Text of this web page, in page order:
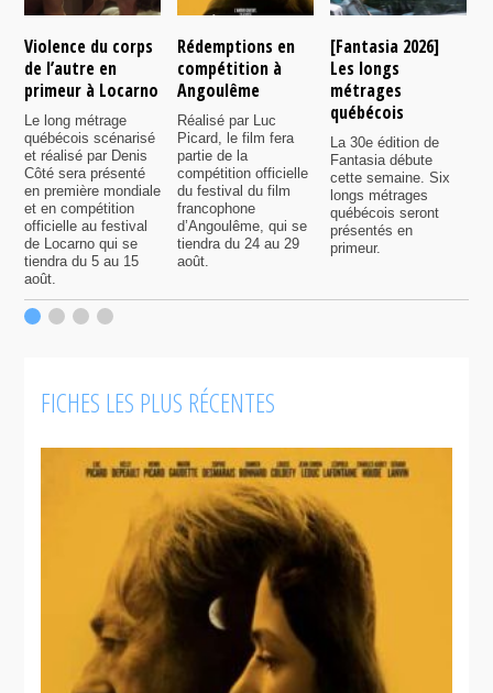
Violence du corps
de l’autre en
primeur à Locarno
Le long métrage
québécois scénarisé
et réalisé par Denis
Côté sera présenté
en première mondiale
et en compétition
officielle au festival
de Locarno qui se
tiendra du 5 au 15
août.
Rédemptions en
compétition à
Angoulême
Réalisé par Luc
Picard, le film fera
partie de la
compétition officielle
du festival du film
francophone
d’Angoulême, qui se
tiendra du 24 au 29
août.
[Fantasia 2026]
Les longs
métrages
québécois
La 30e édition de
Fantasia débute
cette semaine. Six
longs métrages
québécois seront
présentés en
primeur.
FICHES LES PLUS RÉCENTES